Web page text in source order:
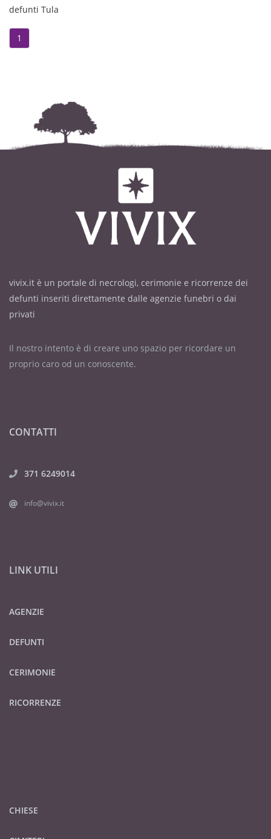
defunti Tula
1
vivix.it è un portale di necrologi, cerimonie e ricorrenze dei
defunti inseriti direttamente dalle agenzie funebri o dai
privati
Il nostro intento è di creare uno spazio per ricordare un
proprio caro od un conoscente.
CONTATTI
371 6249014
info@vivix.it
LINK UTILI
AGENZIE
DEFUNTI
CERIMONIE
RICORRENZE
CHIESE